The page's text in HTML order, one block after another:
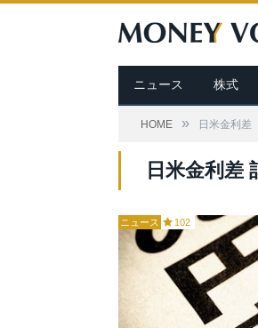
ニュース 株式
HOME » 日米金利差
日米金利差
ニュース 102